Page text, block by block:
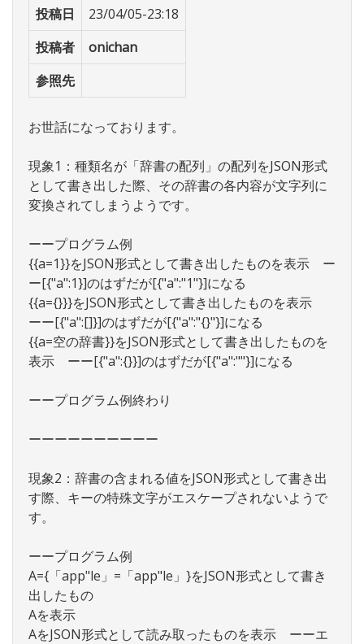
投稿日
23/04/05-23:18
投稿者
onichan
参照先
お世話になっております。
現象1：種類名が「辞書の配列」の配列をJSON形式
として書き出した際、その辞書の各内容が文字列に
変換されてしまうようです。
ーープログラム例
{{a=1}}をJSON形式として書き出したものを表示 ー
ー[{"a":1}]のはずだが[{"a":"1"}]になる
{{a={}}}をJSON形式として書き出したものを表示
ーー[{"a":[]}]のはずだが[{"a":"{}"}]になる
{{a=空の辞書}}をJSON形式として書き出したものを
表示 ーー[{"a":{}}]のはずだが[{"a":""}]になる
ーープログラム例終わり
ーーーーーーーーーー
現象2：辞書の含まれる値をJSON形式として書き出
す際、キーの特殊文字がエスケープされないようで
す。
ーープログラム例
A={「app"le」=「app"le」}をJSON形式として書き
出したもの
Aを表示
AをJSON形式として読み取ったものを表示 ーーエ